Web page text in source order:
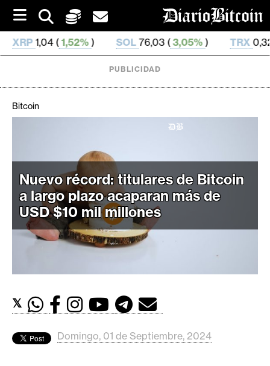
i
t
o
) SOL76,03 ( 3,05%) TRX0,328 345 (0,14%
i
p
t
o
M
e
c
d
o
s
PUBLICIDAD
Bitcoin
Nuevo récord: titulares de Bitcoin
a largo plazo acaparan más de
USD $10 mil millones
𝕏
Domingo, 01 de Septiembre, 2024